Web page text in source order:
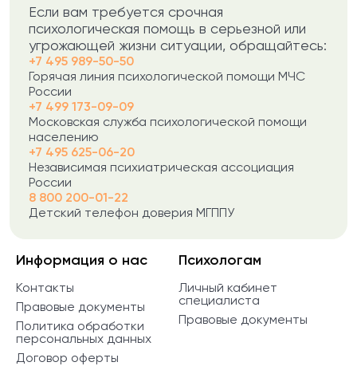
Если вам требуется срочная
психологическая помощь в серьезной или
угрожающей жизни ситуации, обращайтесь:
+7 495 989-50-50
Горячая линия психологической помощи МЧС
России
+7 499 173-09-09
Московская служба психологической помощи
населению
+7 495 625-06-20
Независимая психиатрическая ассоциация
России
8 800 200-01-22
Детский телефон доверия МГППУ
Информация о нас
Контакты
Правовые документы
Политика обработки
персональных данных
Договор оферты
Психологам
Личный кабинет
специалиста
Правовые документы